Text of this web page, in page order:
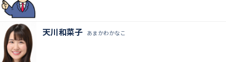
あまかわかなこ
天川和菜子